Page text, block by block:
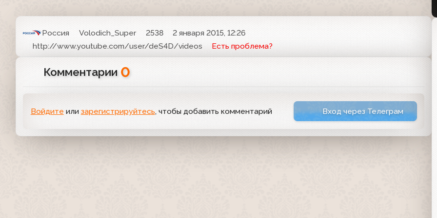
Россия Volodich_Super 2538
2 января 2015, 12:26
http://www.youtube.com/user/deS4D/videos
Есть проблема?
Комментарии 0
Войдите или зарегистрируйтесь, чтобы добавить комментарий Вход через Телеграм